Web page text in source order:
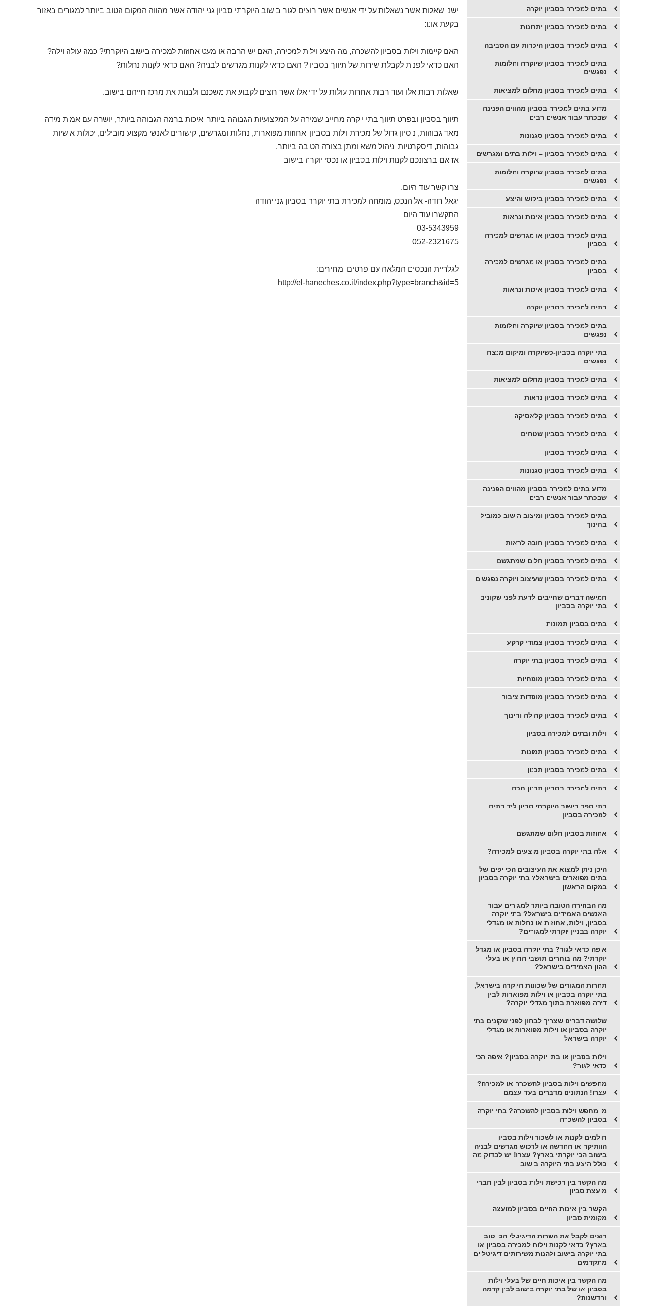
ישנן שאלות אשר נשאלות על ידי אנשים אשר רוצים לגור בישוב היוקרתי סביון גני יהודה אשר מהווה המקום הטוב ביותר למגורים באזור
בקעת אונו:
האם קיימות וילות בסביון להשכרה, מה היצע וילות למכירה, האם יש הרבה או מעט אחוזות למכירה בישוב היוקרתי? כמה עולה וילה?
האם כדאי לפנות לקבלת שירות של תיווך בסביון? האם כדאי לקנות מגרשים לבניה? האם כדאי לקנות נחלות?
שאלות רבות אלו ועוד רבות אחרות עולות על ידי אלו אשר רוצים לקבוע את משכנם ולבנות את מרכז חייהם בישוב.
תיווך בסביון ובפרט תיווך בתי יוקרה מחייב שמירה על המקצועיות הגבוהה ביותר, איכות ברמה הגבוהה ביותר, יושרה עם אמות מידה
מאד גבוהות, ניסיון גדול של מכירת וילות בסביון, אחוזות מפוארות, נחלות ומגרשים, קישורים לאנשי מקצוע מובילים, יכולות אישיות
גבוהות, דיסקרטיות וניהול משא ומתן בצורה הטובה ביותר.
אז אם ברצונכם לקנות וילות בסביון או נכסי יוקרה בישוב
צרו קשר עוד היום.
יגאל רודה- אל הנכס, מומחה למכירת בתי יוקרה בסביון גני יהודה
התקשרו עוד היום
03-5343959
052-2321675
לגלריית הנכסים המלאה עם פרטים ומחירים:
http://el-haneches.co.il/index.php?type=branch&id=5
​בתים למכירה בסביון יוקרה
​בתים למכירה בסביון יתרונות
בתים למכירה בסביון היכרות עם הסביבה
בתים למכירה בסביון שיוקרה וחלומות
נפגשים
בתים למכירה בסביון מחלום למציאות
מדוע בתים למכירה בסביון מהווים הפנינה
שבכתר עבור אנשים רבים
בתים למכירה בסביון סגנונות
בתים למכירה בסביון – וילות בתים ומגרשים
בתים למכירה בסביון שיוקרה וחלומות
נפגשים
בתים למכירה בסביון ביקוש והיצע
בתים למכירה בסביון איכות ונראות
בתים למכירה בסביון או מגרשים למכירה
בסביון
בתים למכירה בסביון או מגרשים למכירה
בסביון
בתים למכירה בסביון איכות ונראות
בתים למכירה בסביון יוקרה
בתים למכירה בסביון שיוקרה וחלומות
נפגשים
בתי יוקרה בסביון-כשיוקרה ומיקום מנצח
נפגשים
​בתים למכירה בסביון מחלום למציאות
​בתים למכירה בסביון נראות
​בתים למכירה בסביון קלאסיקה
​בתים למכירה בסביון שטחים
​בתים למכירה בסביון
בתים למכירה בסביון סגנונות
​מדוע בתים למכירה בסביון מהווים הפנינה
שבכתר עבור אנשים רבים
בתים למכירה בסביון ומיצוב הישוב כמוביל
בחינוך
בתים למכירה בסביון חובה לראות
בתים למכירה בסביון חלום שמתגשם
בתים למכירה בסביון שעיצוב ויוקרה נפגשים
חמישה דברים שחייבים לדעת לפני שקונים
בתי יוקרה בסביון
בתים בסביון תמונות
בתים למכירה בסביון צמודי קרקע
בתים למכירה בסביון בתי יוקרה
בתים למכירה בסביון מומחיות
בתים למכירה בסביון מוסדות ציבור
בתים למכירה בסביון קהילה וחינוך
וילות ובתים למכירה בסביון
בתים למכירה בסביון תמונות
בתים למכירה בסביון תכנון
בתים למכירה בסביון תכנון חכם
בתי ספר בישוב היוקרתי סביון ליד בתים
למכירה בסביון
אחוזות בסביון חלום שמתגשם
אלה בתי יוקרה בסביון מוצעים למכירה?
היכן ניתן למצוא את העיצובים הכי יפים של
בתים מפוארים בישראל? בתי יוקרה בסביון
במקום הראשון
מה הבחירה הטובה ביותר למגורים עבור
האנשים האמידים בישראל? בתי יוקרה
בסביון, וילות, אחוזות או נחלות או מגדלי
יוקרה בבניין יוקרתי למגורים?
איפה כדאי לגור? בתי יוקרה בסביון או מגדל
יוקרתי? מה בוחרים תושבי החוץ או בעלי
ההון האמידים בישראל?
תחרות המגורים של שכונות היוקרה בישראל,
בתי יוקרה בסביון או וילות מפוארות לבין
דירה מפוארת בתוך מגדלי יוקרה?
שלושה דברים שצריך לבחון לפני שקונים בתי
יוקרה בסביון או וילות מפוארות או מגדלי
יוקרה בישראל
וילות בסביון או בתי יוקרה בסביון? איפה הכי
כדאי לגור?
מחפשים וילות בסביון להשכרה או למכירה?
עצרו! הנתונים מדברים בעד עצמם
מי מחפש וילות בסביון להשכרה? בתי יוקרה
בסביון להשכרה
חולמים לקנות או לשכור וילות בסביון
הוותיקה או החדשה או לרכוש מגרשים לבניה
בישוב הכי יוקרתי בארץ? עצרו! יש לבדוק מה
כולל היצע בתי היוקרה בישוב
מה הקשר בין רכישת וילות בסביון לבין חברי
מועצת סביון
הקשר בין איכות החיים בסביון למועצה
מקומית סביון
רוצים לקבל את השרות הדיגיטלי הכי טוב
בארץ? כדאי לקנות וילות למכירה בסביון או
בתי יוקרה בישוב ולהנות משירותים דיגיטליים
מתקדמים
מה הקשר בין איכות חיים של בעלי וילות
בסביון או של בתי יוקרה בישוב לבין קדמה
וחדשנות?